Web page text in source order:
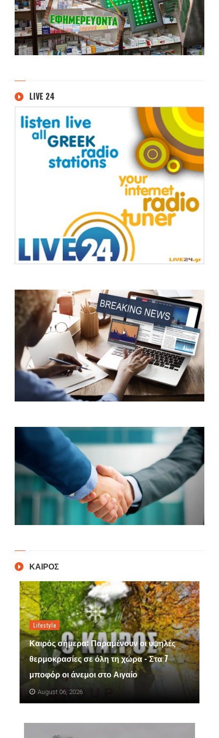
LIVE 24
ΚΑΙΡΟΣ
Lifestyle
Καιρός σήμερα: Παραμένουν οι υψηλές
θερμοκρασίες σε όλη τη χώρα - Στα 7
μποφόρ οι άνεμοι στο Αιγαίο
August 06, 2026